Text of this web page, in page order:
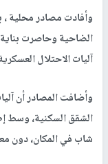
وأفادت مصادر محلية
الضاحية وحاصرت
آليات الاحتلال
وأضافت المصادر أن
الشقق السكنية، وسط
شاب في المكان، دون